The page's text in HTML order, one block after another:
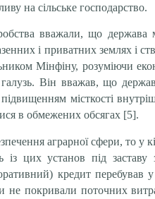
на сільське господарство.
вважали, що держава
і приватних землях і
Мінфіну, розуміючи
Він вважав, що
підвищенням місткості
в обмежених обсягах [5].
аграрної сфери, то у
цих установ під заставу
кредит
не покривали поточних